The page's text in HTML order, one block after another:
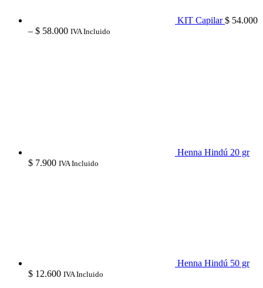
KIT Capilar $ 54.000
– $ 58.000Price
IVA Incluido
Henna Hindú 20 gr
$ 7.900 IVA Incluido
Henna Hindú 50 gr
$ 12.600 IVA Incluido